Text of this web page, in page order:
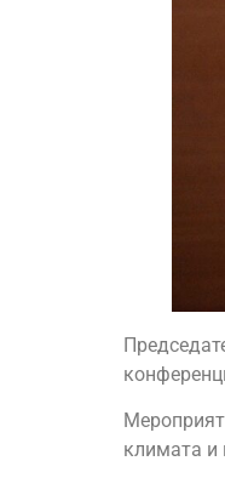
климата и